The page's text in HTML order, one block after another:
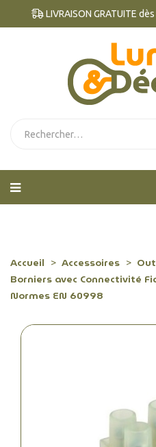
LIVRAISON GRATUITE dès
Accueil Accessoires
Borniers avec Connectivité
Normes EN 60998